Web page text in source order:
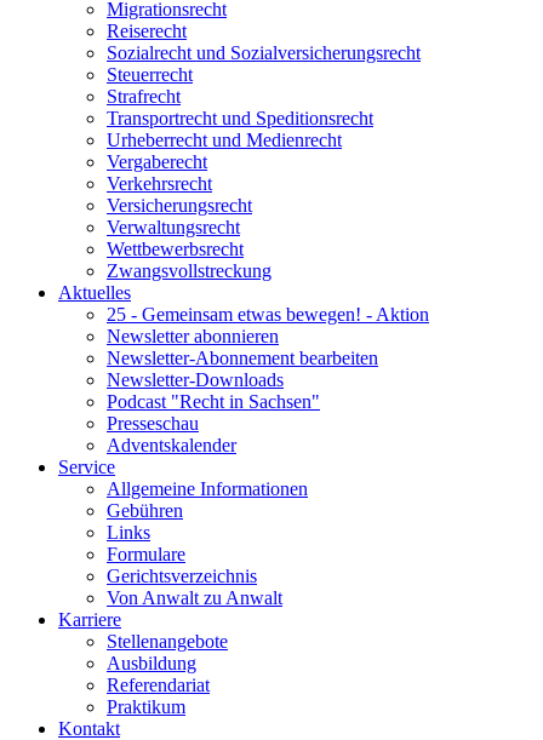
Migrationsrecht
Reiserecht
Sozialrecht und Sozialversicherungsrecht
Steuerrecht
Strafrecht
Transportrecht und Speditionsrecht
Urheberrecht und Medienrecht
Vergaberecht
Verkehrsrecht
Versicherungsrecht
Verwaltungsrecht
Wettbewerbsrecht
Zwangsvollstreckung
Aktuelles
25 - Gemeinsam etwas bewegen! - Aktion
Newsletter abonnieren
Newsletter-Abonnement bearbeiten
Newsletter-Downloads
Podcast "Recht in Sachsen"
Presseschau
Adventskalender
Service
Allgemeine Informationen
Gebühren
Links
Formulare
Gerichtsverzeichnis
Von Anwalt zu Anwalt
Karriere
Stellenangebote
Ausbildung
Referendariat
Praktikum
Kontakt